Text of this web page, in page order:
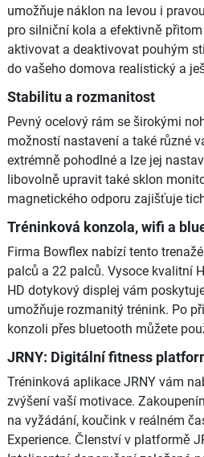
umožňuje náklon na levou i
pro silniční kola a efektivně
aktivovat a deaktivovat pouhým
do vašeho domova realistický a
Stabilitu a rozmanitost
Pevný ocelový rám se širokými
možností nastavení a také různé
extrémně pohodlné a lze jej
libovolně upravit také sklon
magnetického odporu zajišťuje
Tréninková konzola, wifi a
Firma Bowflex nabízí tento
palců a 22 palců. Vysoce kvalitní
HD dotykový displej vám
umožňuje rozmanitý trénink. Po
konzoli přes bluetooth můžete
JRNY: Digitální fitness
Tréninková aplikace JRNY vám
zvýšení vaší motivace.
na vyžádání, koučink v reálném
Experience. Členství v platformě